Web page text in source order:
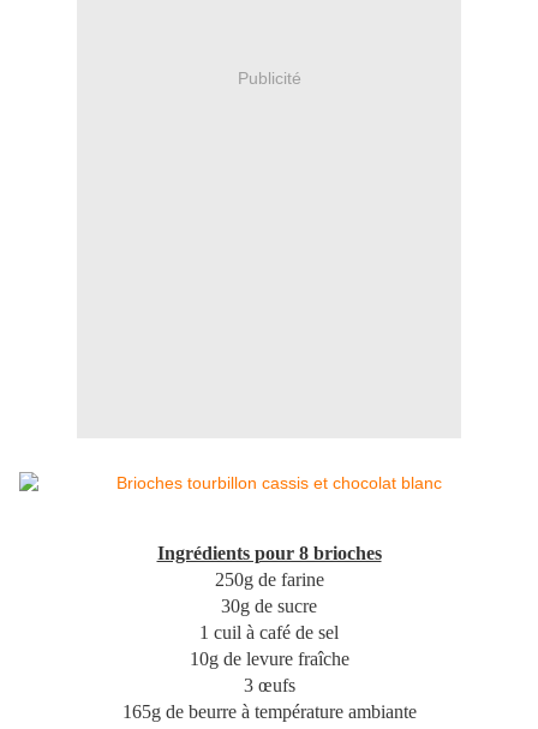
Publicité
Ingrédients pour 8 brioches
250g de farine
30g de sucre
1 cuil à café de sel
10g de levure fraîche
3 œufs
165g de beurre à température ambiante